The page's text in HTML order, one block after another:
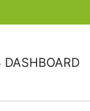
DASHBOARD